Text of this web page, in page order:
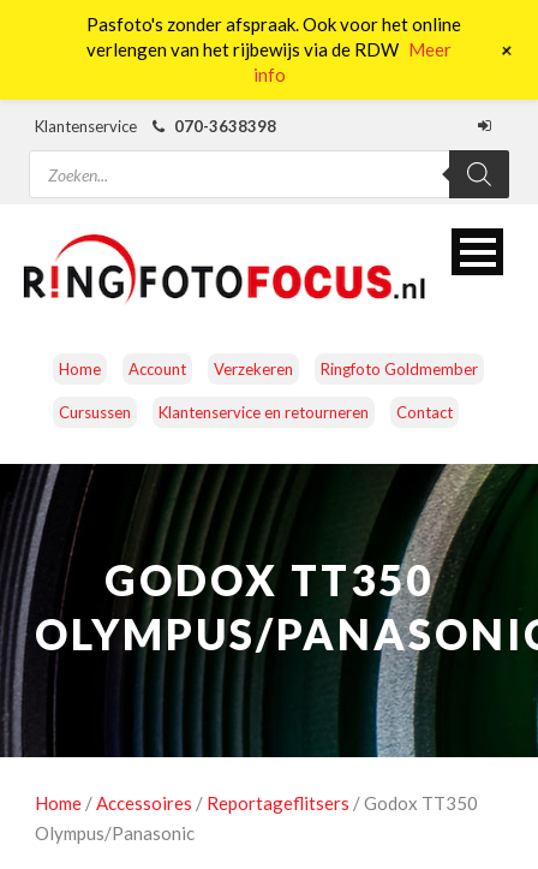
Klantenservice
070-3638398
Producten
zoeken
Home Account Verzekeren Ringfoto Goldmember
Cursussen Klantenservice en retourneren Contact
CAMERA’S OBJECTIEVEN ACCESSOIRES
NATUUROBSERVATIE MEDIA EN ENERGIE
STUDIOFOTOGRAFIE OCCASIONS
GODOX TT350
OLYMPUS/
Home /Accessoires / Reportageflitsers / Godox TT350
Olympus/Panasonic
Pasfoto's zonder afspraak. Ook voor het online
verlengen van het rijbewijs via de RDW Meer
info
+